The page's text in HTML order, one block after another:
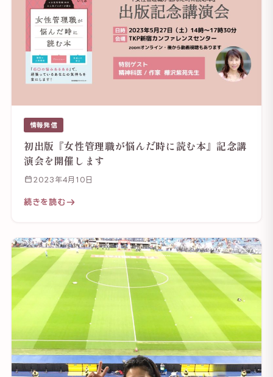
情報発信
初出版『女性管理職が悩んだ時に読む本』記念講
演会を開催します
2023年4月10日
続きを読む